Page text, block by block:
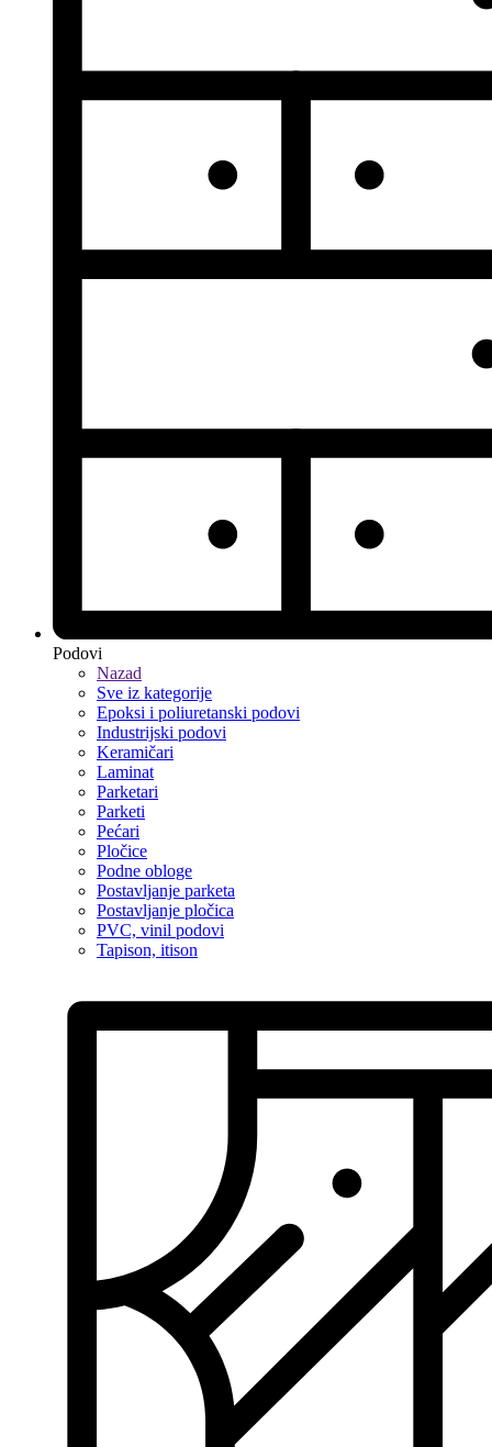
Podovi
Nazad
Sve iz kategorije
Epoksi i poliuretanski podovi
Industrijski podovi
Keramičari
Laminat
Parketari
Parketi
Pećari
Pločice
Podne obloge
Postavljanje parketa
Postavljanje pločica
PVC, vinil podovi
Tapison, itison